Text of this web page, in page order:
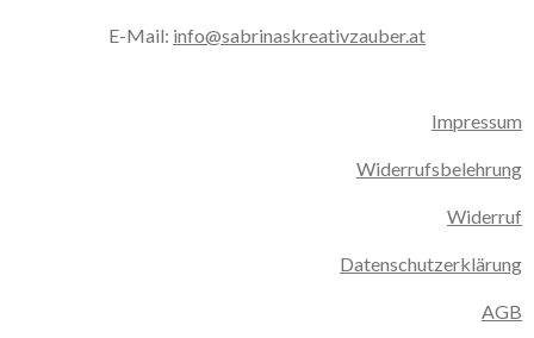
E-Mail: info@sabrinaskreativzauber.at
Impressum
Widerrufsbelehrung
Widerruf
Datenschutzerklärung
AGB